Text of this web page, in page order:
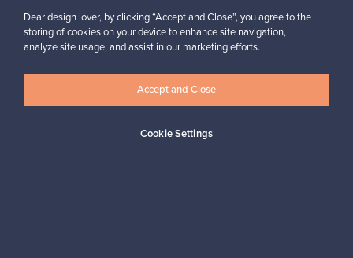
Aitoa designia Turvalliset maksut
Dear design lover, by clicking “Accept and Close”, you agree to the
storing of cookies on your device to enhance site navigation,
analyze site usage, and assist in our marketing efforts.
Cookie Settings
Accept and Close